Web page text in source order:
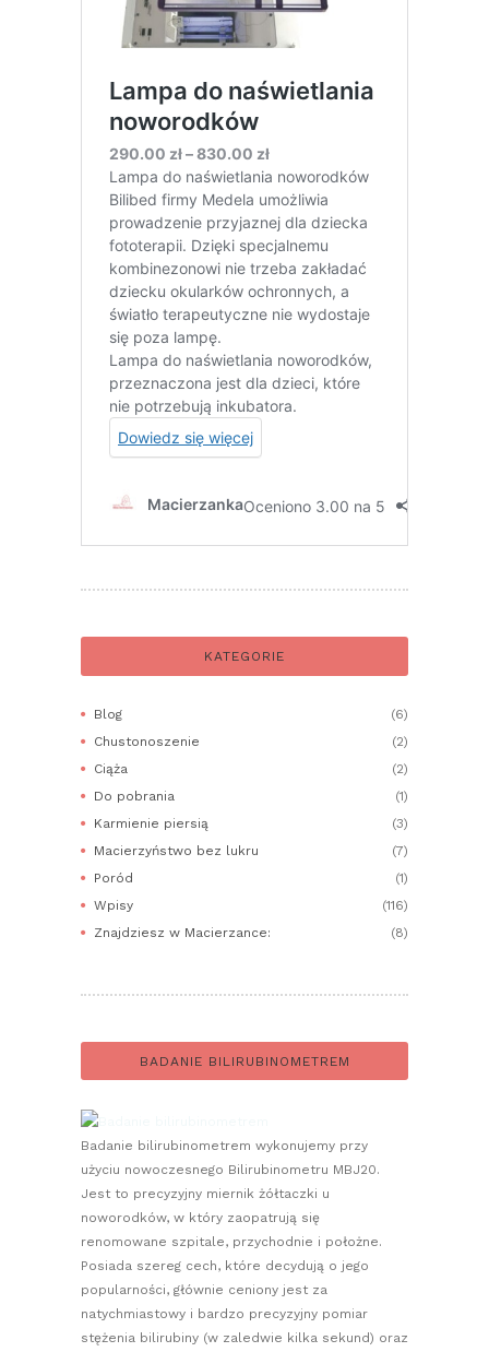
KATEGORIE
Blog
(6)
Chustonoszenie
(2)
Ciąża
(2)
Do pobrania
(1)
Karmienie piersią
(3)
Macierzyństwo bez lukru
(7)
Poród
(1)
Wpisy
(116)
Znajdziesz w Macierzance:
(8)
BADANIE BILIRUBINOMETREM
Badanie bilirubinometrem wykonujemy przy
użyciu nowoczesnego Bilirubinometru MBJ20.
Jest to precyzyjny miernik żółtaczki u
noworodków, w który zaopatrują się
renomowane szpitale, przychodnie i położne.
Posiada szereg cech, które decydują o jego
popularności, głównie ceniony jest za
natychmiastowy i bardzo precyzyjny pomiar
stężenia bilirubiny (w zaledwie kilka sekund) oraz